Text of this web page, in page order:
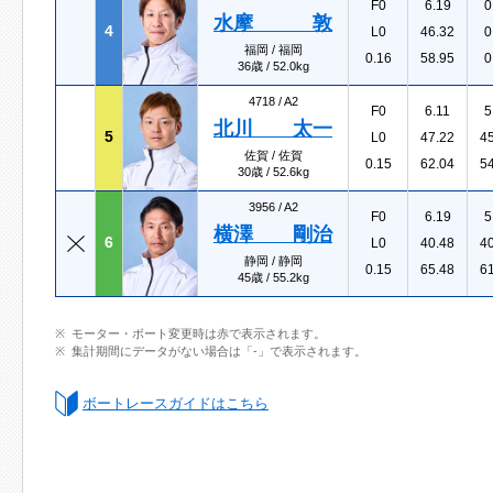
4 水摩 敦
福岡 / 福岡
36歳 / 52.0kg
F0
L0
0.16
6.19
46.32
58.95
5
4718 /A2
北川 太一
佐賀 / 佐賀
30歳 / 52.6kg
F0
L0
0.15
6.11
47.22
62.04
6
3956 /A2
横澤 剛治
静岡 / 静岡
45歳 / 55.2kg
F0
L0
0.15
6.19
40.48
65.48
モーター・ボート変更時は赤で表示されます。
集計期間にデータがない場合は「-」で表示されます。
ボートレースガイドはこちら